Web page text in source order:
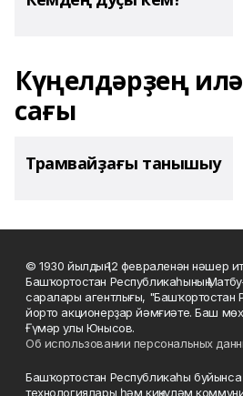
Күңелдәрҙең
сағы
Трамвайҙағы танышыу
© 1930 йылдың 12 февраленән нәшер
Башҡортостан Республикаһының
саралары агентлығы, "Башҡортостан
йорто акционерҙар йәмғиәте. Баш
Ғүмәр улы Юнысов.
Об использовании персональных
Башҡортостан Республикаһы
технологиялары һәм киңкүләм